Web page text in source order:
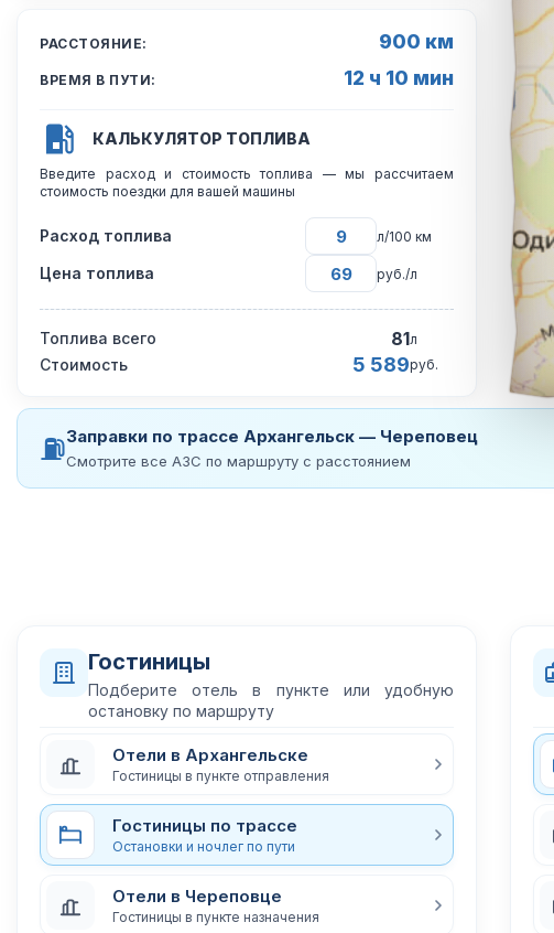
РАССТОЯНИЕ: 900 км
ВРЕМЯ В ПУТИ: 12 ч 10 мин
КАЛЬКУЛЯТОР ТОПЛИВА
Введите расход и стоимость топлива — мы рассчитаем
стоимость поездки для вашей машины
Расход топлива л/100 км
Цена топлива руб./л
Топлива всего 81л
Стоимость 5 589руб.
⛽Заправки по трассе Архангельск — Череповец
Смотрите все АЗС по маршруту с расстоянием
Гостиницы
Подберите отель в пункте или удобную
остановку по маршруту
Отели в Архангельске
Гостиницы в пункте отправления
Гостиницы по трассе
Остановки и ночлег по пути
Отели в Череповце
Гостиницы в пункте назначения